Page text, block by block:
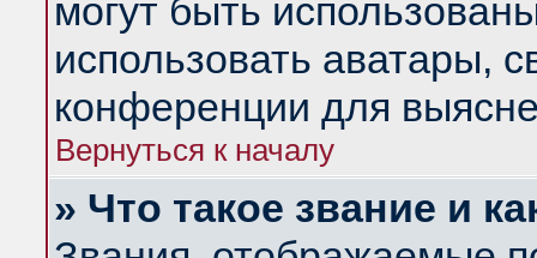
могут быть
использовать аватары,
конференции для
Вернуться к началу
» Что такое звание и